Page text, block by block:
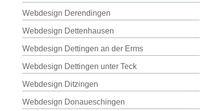
Webdesign Derendingen
Webdesign Dettenhausen
Webdesign Dettingen an der Erms
Webdesign Dettingen unter Teck
Webdesign Ditzingen
Webdesign Donaueschingen